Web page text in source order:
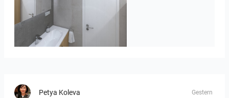
Róža-05
Petya Koleva Gestern